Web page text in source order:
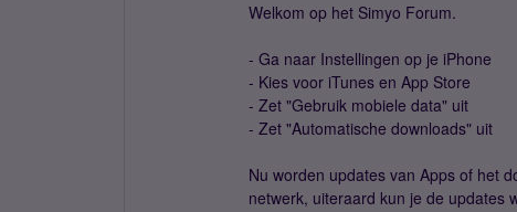
Welkom op het Simyo Forum.
- Ga naar Instellingen op je iPhone
- Kies voor iTunes en App Store
- Zet "Gebruik mobiele data" uit
- Zet "Automatische downloads" uit
Nu worden updates van Apps of het
netwerk, uiteraard kun je de updates